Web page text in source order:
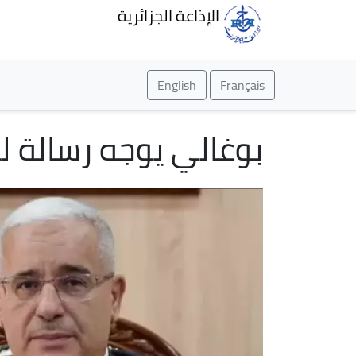
الإذاعة الجزائرية
Français
English
بوغالي يوجه رسالة